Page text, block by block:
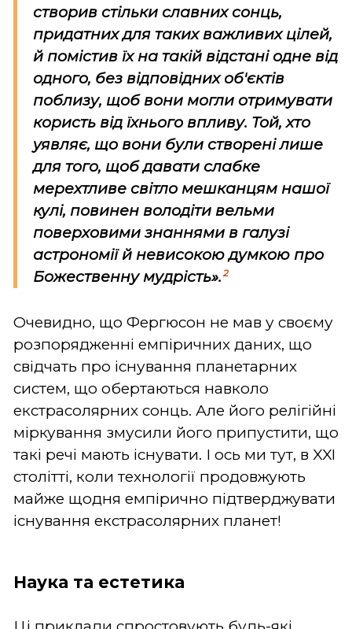
створив стільки славних сонць,
придатних для таких важливих цілей,
й помістив їх на такій відстані одне від
одного, без відповідних об'єктів
поблизу, щоб вони могли отримувати
користь від їхнього впливу. Той, хто
уявляє, що вони були створені лише
для того, щоб давати слабке
мерехтливе світло мешканцям нашої
кулі, повинен володіти вельми
поверховими знаннями в галузі
астрономії й невисокою думкою про
Божественну мудрість». 2
Очевидно, що Фергюсон не мав у своєму
розпорядженні емпіричних даних, що
свідчать про існування планетарних
систем, що обертаються навколо
екстрасолярних сонць. Але його релігійні
міркування змусили його припустити, що
такі речі мають існувати. І ось ми тут, в XXI
столітті, коли технології продовжують
майже щодня емпірично підтверджувати
існування екстрасолярних планет!
Наука та естетика